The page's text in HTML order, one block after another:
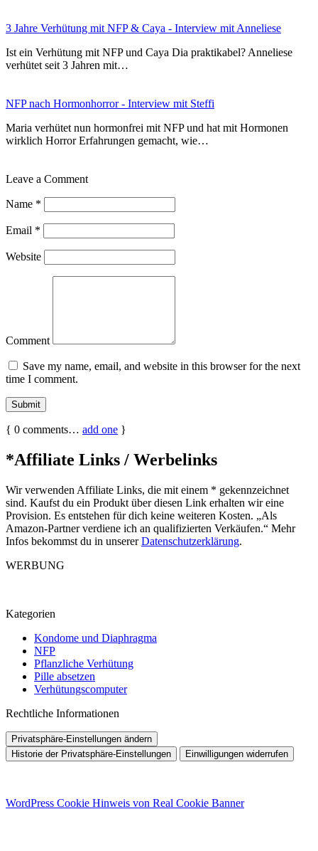
3 Jahre Verhütung mit NFP & Caya - Interview mit Anneliese
Ist ein Verhütung mit NFP und Caya Dia praktikabel? Anneliese
verhütet seit 3 Jahren mit…
NFP nach Hormonhorror - Interview mit Steffi
Maria verhütet nun hormonfrei mit NFP und hat mit Hormonen
wirklich Horror Erfahrungen gemacht, wie…
Leave a Comment
Name *
Email *
Website
Comment
Save my name, email, and website in this browser for the next
time I comment.
{ 0 comments… add one }
*Affiliate Links / Werbelinks
Wir verwenden Affiliate Links, die mit einem * gekennzeichnet
sind. Kaufst du ein Produkt über diesen Link erhalten wir eine
Provision. Es entstehen für dich keine weiteren Kosten. „Als
Amazon-Partner verdiene ich an qualifizierten Verkäufen.“ Mehr
Infos bekommst du in unsererDatenschutzerklärung.
WERBUNG
Kategorien
Kondome und Diaphragma
NFP
Pflanzliche Verhütung
Pille absetzen
Verhütungscomputer
Rechtliche Informationen
Privatsphäre-Einstellungen ändern
Historie der Privatsphäre-Einstellungen
Einwilligungen widerrufen
WordPress Cookie Hinweis von Real Cookie Banner